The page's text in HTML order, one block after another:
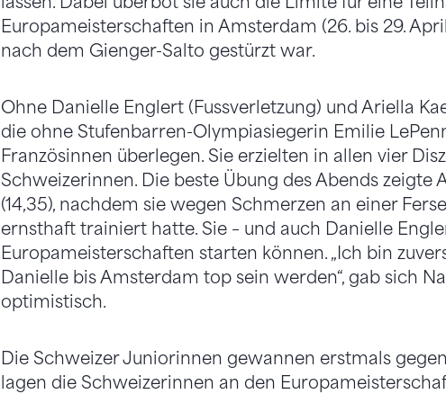
Europameisterschaften in Amsterdam (26. bis 29.
nach dem Gienger-Salto gestürzt war.
Ohne Danielle Englert (Fussverletzung) und Ariella
die ohne Stufenbarren-Olympiasiegerin Emilie
Französinnen überlegen. Sie erzielten in allen vier
Schweizerinnen. Die beste Übung des Abends zeigte
(14,35), nachdem sie wegen Schmerzen an einer
ernsthaft trainiert hatte. Sie – und auch Danielle
Europameisterschaften starten können. „Ich bin
Danielle bis Amsterdam top sein werden“, gab sich
optimistisch.
Die Schweizer Juniorinnen gewannen erstmals
lagen die Schweizerinnen an den